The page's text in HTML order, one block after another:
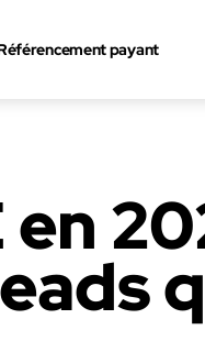
payant